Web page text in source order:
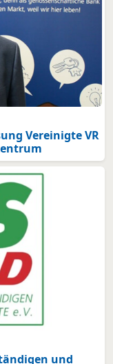
Vereinigte VR
und